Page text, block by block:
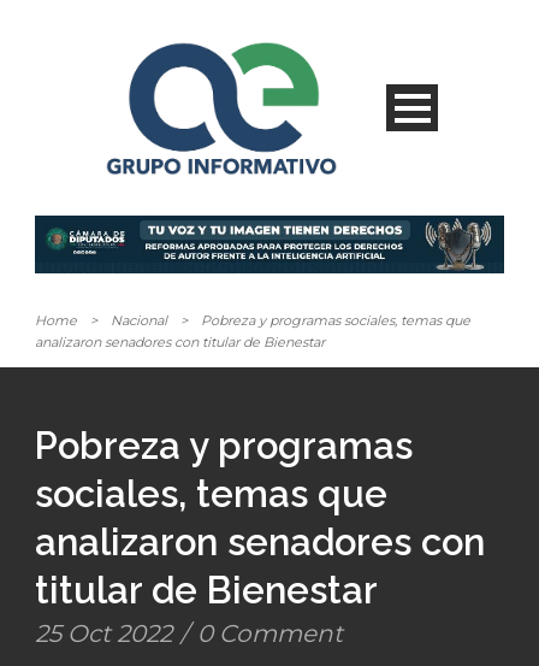
Home > Nacional >
Pobreza y programas sociales, temas que
analizaron senadores con titular de Bienestar
Pobreza y programas
sociales, temas que
analizaron senadores con
titular de Bienestar
25 Oct 2022 / 0 Comment